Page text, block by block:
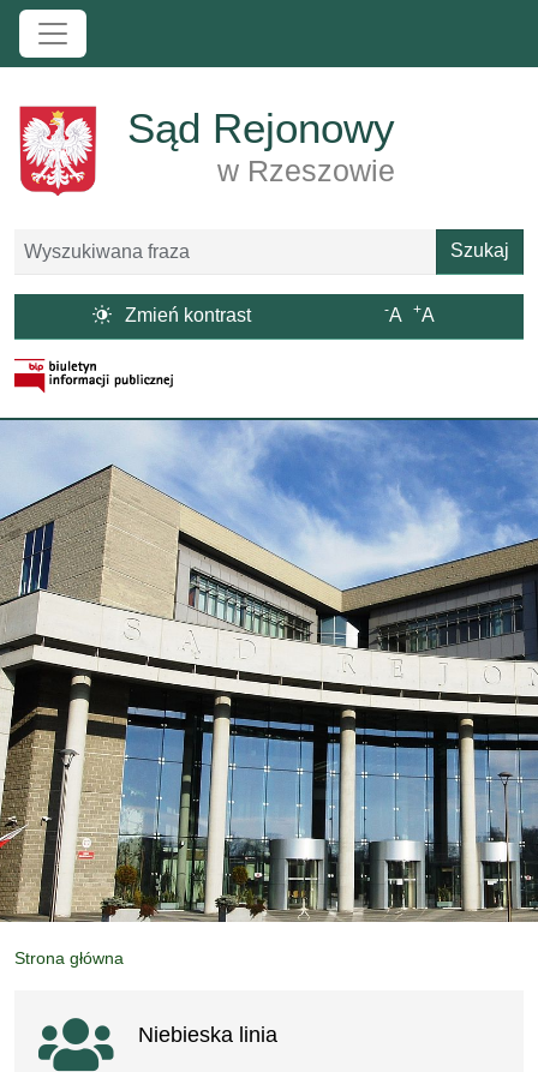
Przejdź do treści
Sąd Rejonowy
w Rzeszowie
Szukaj Szukaj
 Zmień kontrast -A +A
Strona BIP otwiera się w nowym oknie
Strona główna
Ważne linki
Niebieska linia